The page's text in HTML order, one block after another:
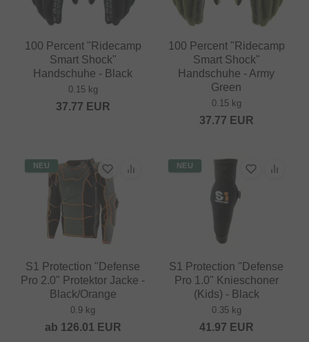
100 Percent "Ridecamp
Smart Shock"
Handschuhe - Black
0.15 kg
37.77 EUR
100 Percent "Ridecamp
Smart Shock"
Handschuhe - Army
Green
0.15 kg
37.77 EUR
NEU
S1 Protection "Defense
Pro 2.0" Protektor Jacke -
Black/Orange
0.9 kg
ab 126.01 EUR
NEU
S1 Protection "Defense
Pro 1.0" Knieschoner
(Kids) - Black
0.35 kg
41.97 EUR